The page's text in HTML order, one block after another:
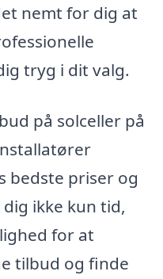
nemt for dig at
tryg i dit valg.
på solceller på
bedste priser og
ikke kun tid,
for at
tilbud og finde